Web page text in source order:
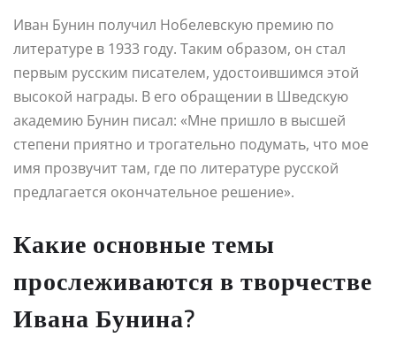
Иван Бунин получил Нобелевскую премию по
литературе в 1933 году. Таким образом, он стал
первым русским писателем, удостоившимся этой
высокой награды. В его обращении в Шведскую
академию Бунин писал: «Мне пришло в высшей
степени приятно и трогательно подумать, что мое
имя прозвучит там, где по литературе русской
предлагается окончательное решение».
Какие основные темы
прослеживаются в творчестве
Ивана Бунина?